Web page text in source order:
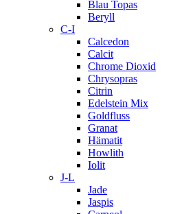
Blau Topas
Beryll
C-I
Calcedon
Calcit
Chrome Dioxid
Chrysopras
Citrin
Edelstein Mix
Goldfluss
Granat
Hämatit
Howlith
Iolit
J-L
Jade
Jaspis